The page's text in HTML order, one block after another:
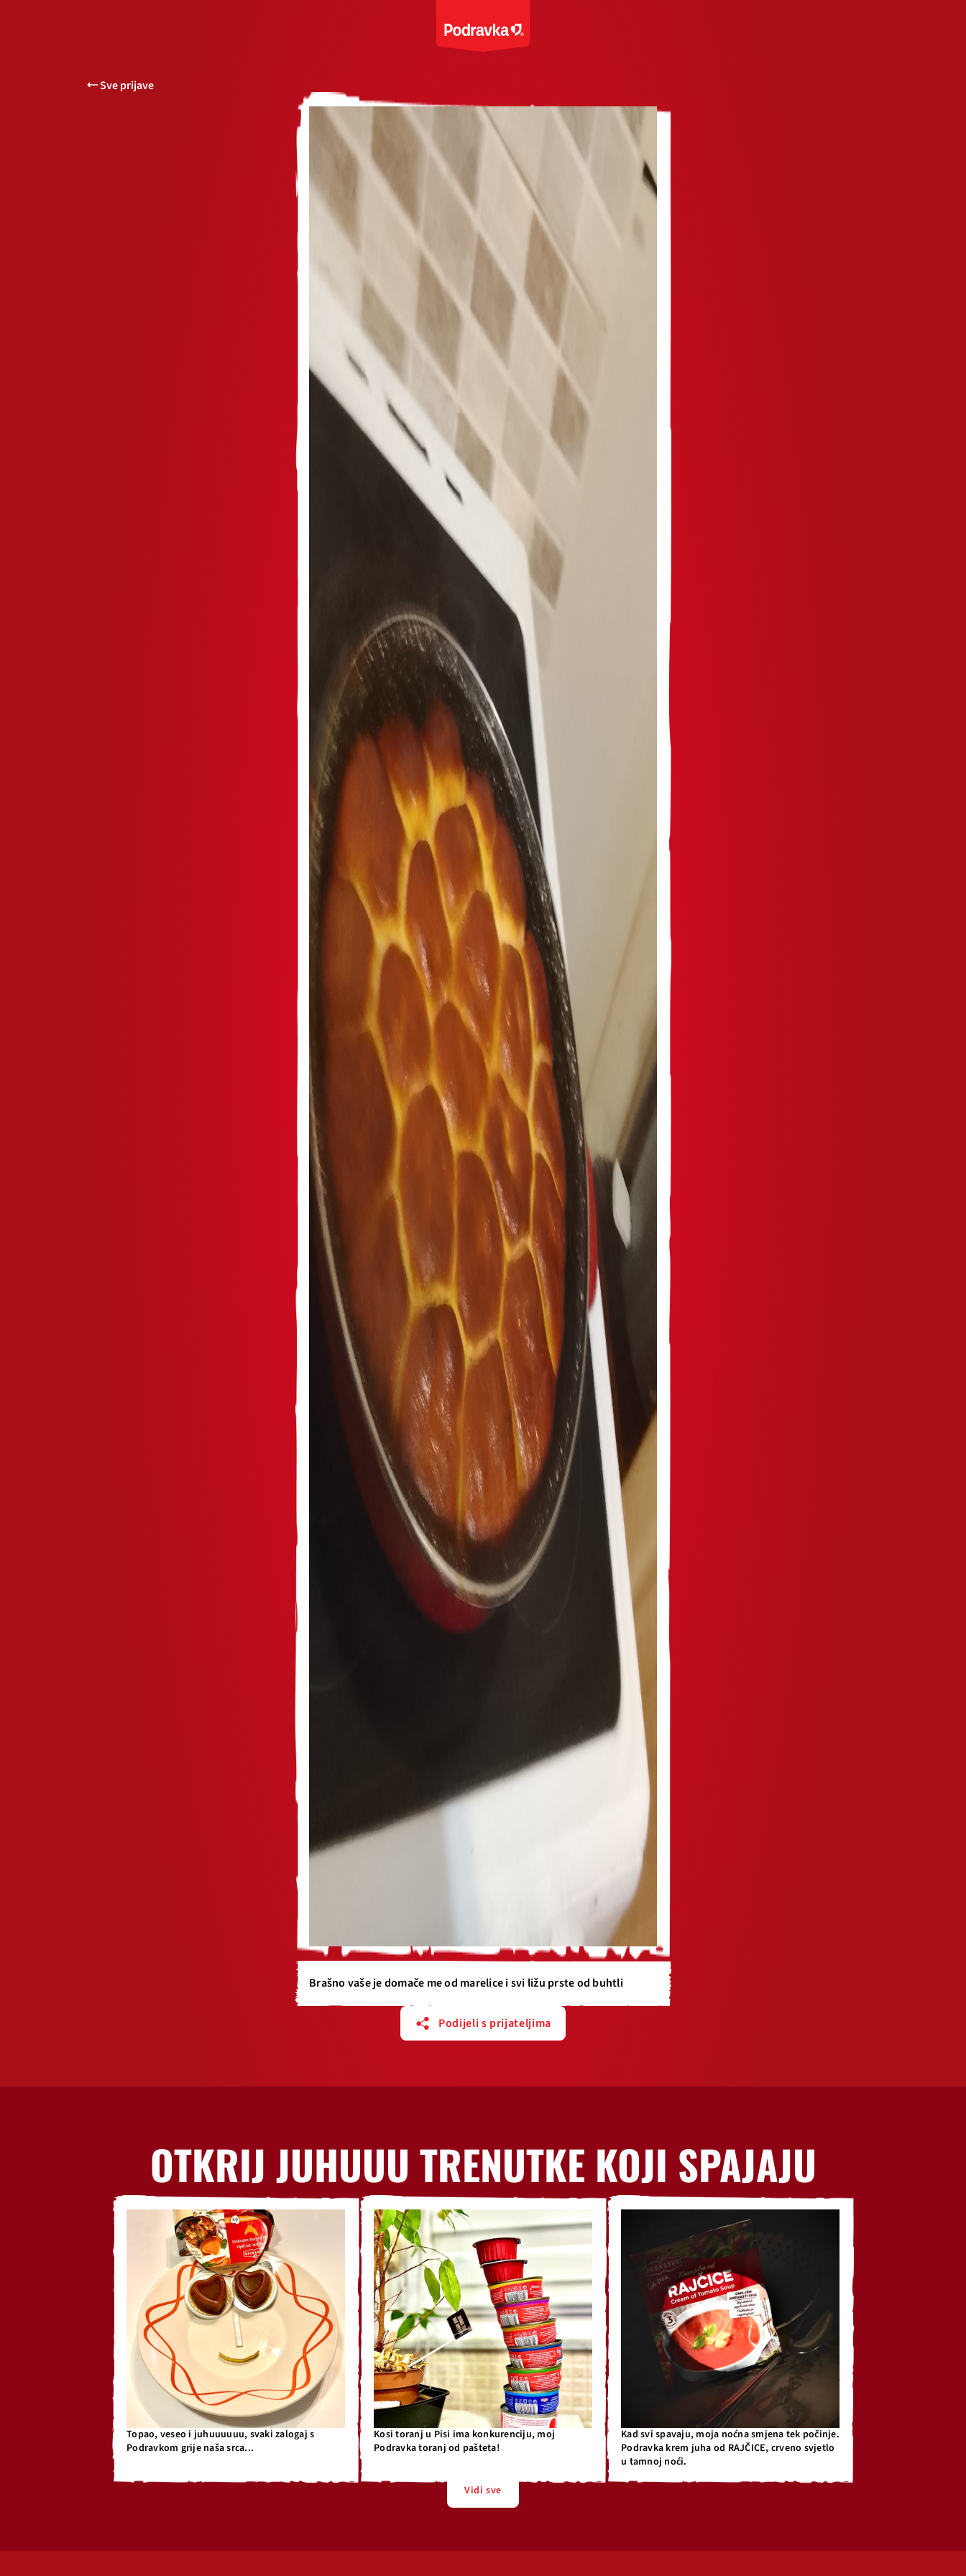
Sve prijave
Brašno vaše je domače me od marelice i svi ližu prste od buhtli
Podijeli s prijateljima
OTKRIJ JUHUUU TRENUTKE KOJI SPAJAJU
Topao, veseo i juhuuuuuu, svaki zalogaj s
Podravkom grije naša srca...
Kosi toranj u Pisi ima konkurenciju, moj
Podravka toranj od pašteta!
Kad svi spavaju, moja noćna smjena tek počinje.
Podravka krem juha od RAJČICE, crveno svjetlo
u tamnoj noći.
Vidi sve